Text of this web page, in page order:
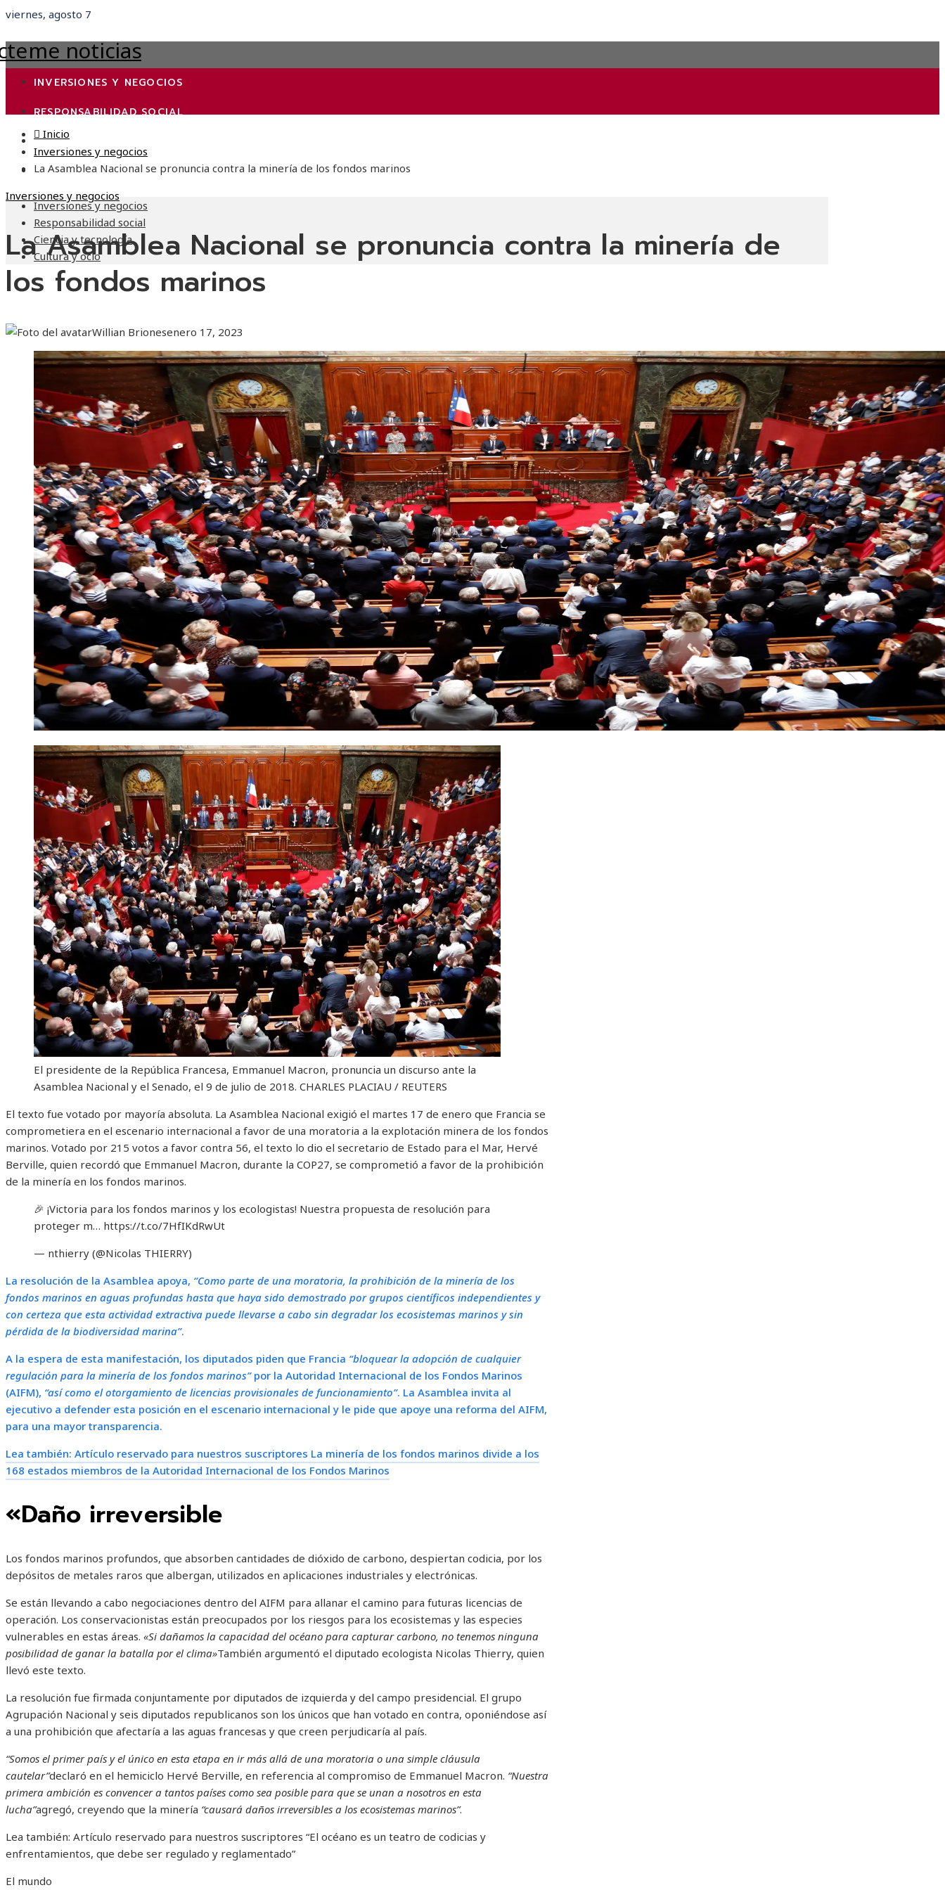
viernes, agosto 7
INVERSIONES Y NEGOCIOS
RESPONSABILIDAD SOCIAL
CIENCIA Y TECNOLOGÍA
CULTURA Y OCIO
Inversiones y negocios
Responsabilidad social
Ciencia y tecnología
Cultura y ocio
Inicio
Inversiones y negocios
La Asamblea Nacional se pronuncia contra la minería de los fondos marinos
Inversiones y negocios
La Asamblea Nacional se pronuncia contra la minería de
los fondos marinos
Willian Brionesenero 17, 2023
El presidente de la República Francesa, Emmanuel Macron, pronuncia un discurso ante la
Asamblea Nacional y el Senado, el 9 de julio de 2018. CHARLES PLACIAU / REUTERS
El texto fue votado por mayoría absoluta. La Asamblea Nacional exigió el martes 17 de enero que Francia se
comprometiera en el escenario internacional a favor de una moratoria a la explotación minera de los fondos
marinos. Votado por 215 votos a favor contra 56, el texto lo dio el secretario de Estado para el Mar, Hervé
Berville, quien recordó que Emmanuel Macron, durante la COP27, se comprometió a favor de la prohibición
de la minería en los fondos marinos.
🎉 ¡Victoria para los fondos marinos y los ecologistas! Nuestra propuesta de resolución para
proteger m… https://t.co/7HfIKdRwUt
— nthierry (@Nicolas THIERRY)
La resolución de la Asamblea apoya, “Como parte de una moratoria, la prohibición de la minería de los
fondos marinos en aguas profundas hasta que haya sido demostrado por grupos científicos independientes y
con certeza que esta actividad extractiva puede llevarse a cabo sin degradar los ecosistemas marinos y sin
pérdida de la biodiversidad marina”.
A la espera de esta manifestación, los diputados piden que Francia “bloquear la adopción de cualquier
regulación para la minería de los fondos marinos”por la Autoridad Internacional de los Fondos Marinos
(AIFM), “así como el otorgamiento de licencias provisionales de funcionamiento”. La Asamblea invita al
ejecutivo a defender esta posición en el escenario internacional y le pide que apoye una reforma del AIFM,
para una mayor transparencia.
Lea también: Artículo reservado para nuestros suscriptores La minería de los fondos marinos divide a los
168 estados miembros de la Autoridad Internacional de los Fondos Marinos
«Daño irreversible
Los fondos marinos profundos, que absorben cantidades de dióxido de carbono, despiertan codicia, por los
depósitos de metales raros que albergan, utilizados en aplicaciones industriales y electrónicas.
Se están llevando a cabo negociaciones dentro del AIFM para allanar el camino para futuras licencias de
operación. Los conservacionistas están preocupados por los riesgos para los ecosistemas y las especies
vulnerables en estas áreas. «Si dañamos la capacidad del océano para capturar carbono, no tenemos ninguna
posibilidad de ganar la batalla por el clima»También argumentó el diputado ecologista Nicolas Thierry, quien
llevó este texto.
La resolución fue firmada conjuntamente por diputados de izquierda y del campo presidencial. El grupo
Agrupación Nacional y seis diputados republicanos son los únicos que han votado en contra, oponiéndose así
a una prohibición que afectaría a las aguas francesas y que creen perjudicaría al país.
“Somos el primer país y el único en esta etapa en ir más allá de una moratoria o una simple cláusula
cautelar”declaró en el hemiciclo Hervé Berville, en referencia al compromiso de Emmanuel Macron. “Nuestra
primera ambición es convencer a tantos países como sea posible para que se unan a nosotros en esta
lucha”agregó, creyendo que la minería “causará daños irreversibles a los ecosistemas marinos”.
Lea también: Artículo reservado para nuestros suscriptores “El océano es un teatro de codicias y
enfrentamientos, que debe ser regulado y reglamentado”
El mundo